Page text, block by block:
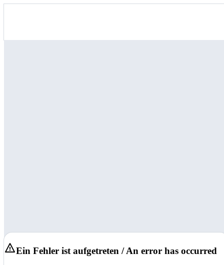
Ein Fehler ist aufgetreten / An error has occurred